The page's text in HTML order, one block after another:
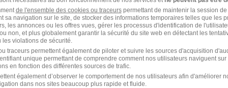
+4/+5 spécialisée dans les médias, vous justifiez d'une
idéalement dans le secteur du digital ou de la télévision.
par les médias, le streaming et disposez d'une
de l'ensemble des cookies ou traceurspermettant de maintenir la session
sa navigation sur le site, de stocker des informations temporaires telles que les
les annonces ou les offres vues, gérer les processus d'identification de
non, et plus globalement garantir la sécurité du site web en détectant les
violations de sécurité.
traceurs permettent également de piloter et suivre les sources d'acquisition
unique permettant de comprendre comment nos utilisateurs naviguent sur
en fonction des différentes sources de trafic.
également d’observer le comportement de nos utilisateurs afin d'améliorer
dans nos sites beaucoup plus rapide et fluide.